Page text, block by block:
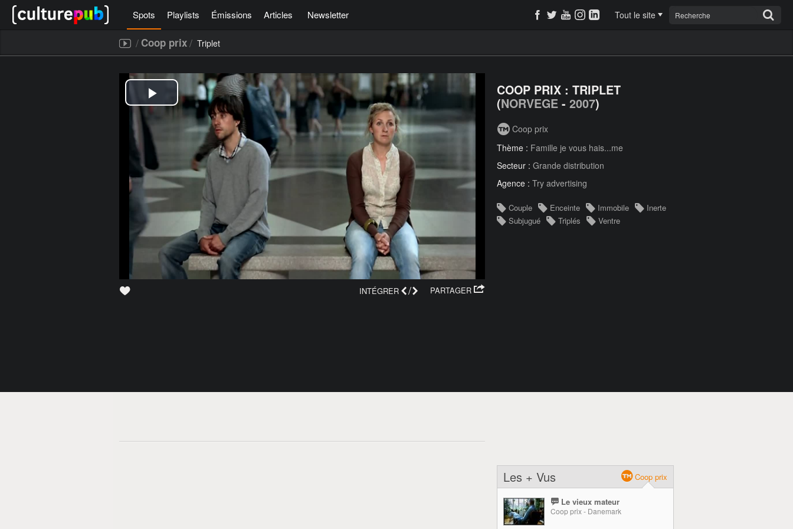
Spots Playlists Émissions Articles Newsletter Tout le site
/Coop prix/ Triplet
PARTAGER
INTÉGRER /
COOP PRIX : TRIPLET
(NORVEGE - 2007)
Coop prix
Thème : Famille je vous hais...me
Secteur : Grande distribution
Agence : Try advertising
Couple Enceinte Immobile
Inerte
Subjugué
Triplés Ventre
Les + Vus Coop prix
Le vieux mateur
Coop prix - Danemark